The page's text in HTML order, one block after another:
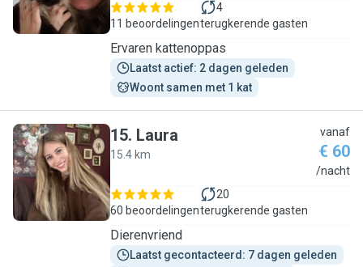
11 beoordelingen
4
terugkerende gasten
Ervaren kattenoppas
Laatst actief: 2 dagen geleden
Woont samen met 1 kat
L
15. Laura
15.4 km
vanaf
€ 60
/nacht
60 beoordelingen
20
terugkerende gasten
Dierenvriend
Laatst gecontacteerd: 7 dagen geleden